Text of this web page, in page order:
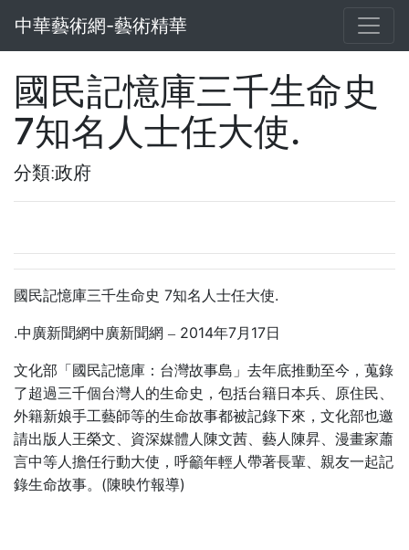
中華藝術網-藝術精華
國民記憶庫三千生命史
7知名人士任大使.
分類:政府
國民記憶庫三千生命史 7知名人士任大使.
.中廣新聞網中廣新聞網 – 2014年7月 17日
文化部「國民記憶庫：台灣故事島」去年底推動至今，蒐錄
了超過三千個台灣人的生命史，包括台籍日本兵、原住民、
外籍新娘手工藝師等的生命故事都被記錄下來，文化部也邀
請出版人王榮文、資深媒體人陳文茜、藝人陳昇、漫畫家蕭
言中等人擔任行動大使，呼籲年輕人帶著長輩、親友一起記
錄生命故事。 (陳映竹報導)